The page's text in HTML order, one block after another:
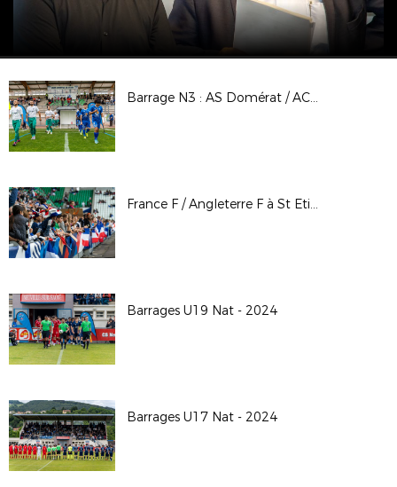
Barrage N3 : AS Domérat / AC Seyssinet-Pariset
France F / Angleterre F à St Etienne - Juin 2024
Barrages U19 Nat - 2024
Barrages U17 Nat - 2024